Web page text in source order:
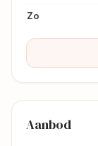
Zo
Aanbod